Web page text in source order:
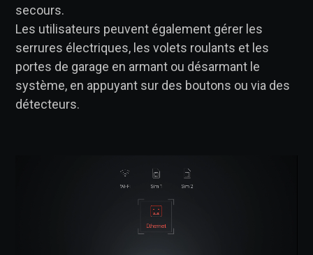
secours.
Les utilisateurs peuvent également gérer les
serrures électriques, les volets roulants et les
portes de garage en armant ou désarmant le
système, en appuyant sur des boutons ou via des
détecteurs.